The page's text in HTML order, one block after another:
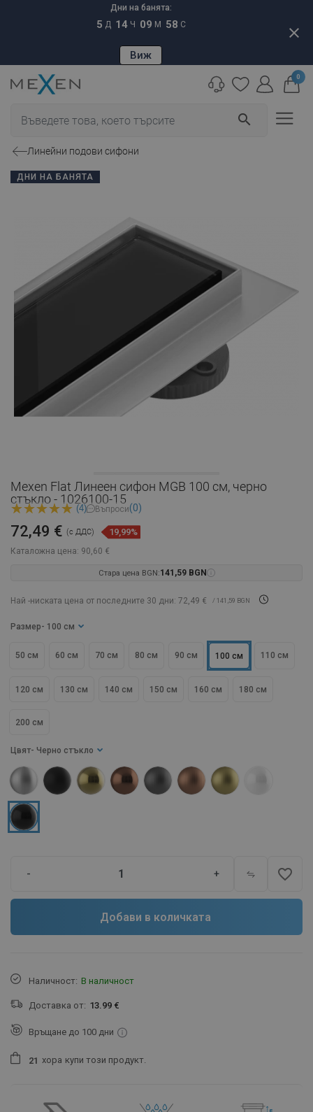
Дни на банята:
5 Д 14 Ч 09 М 57 С
Виж
close
search
0
Линейни подови сифони
ДНИ НА БАНЯТА
Mexen Flat Линеен сифон MGB 100 см, черно
стъкло - 1026100-15
(4) Въпроси(0)
Каталожна цена: 90,60 €
72,49 € (с ДДС) 19,99%
Стара цена BGN:141,59 BGN
Най -ниската цена от последните 30 дни: 72,49 € / 141,59 BGN
Размер - 100 см
50 см 60 см 70 см 80 см 90 см 100 см 110 см
120 см 130 см 140 см 150 см 160 см 180 см
200 см
Цвят - Черно стъкло
- + favorite_border
Добави в количката
Наличност: В наличност
Доставка от: 13.99 €
Връщане до 100 дни
21 хора купи този продукт.